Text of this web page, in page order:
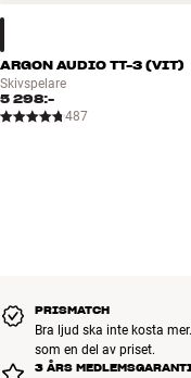
ARGON AUDIO TT-3 (VIT)
Skivspelare
5 298:-
487
PRISMATCH
Bra ljud ska inte kosta
som en del av priset.
3 ÅRS